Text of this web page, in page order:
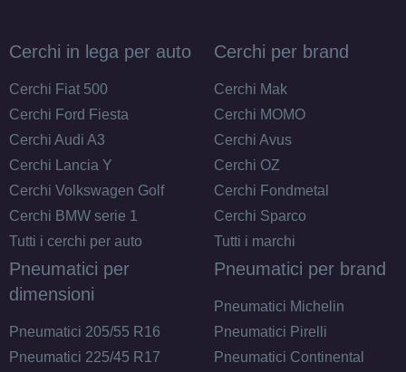
Cerchi in lega per auto
Cerchi Fiat 500
Cerchi Ford Fiesta
Cerchi Audi A3
Cerchi Lancia Y
Cerchi Volkswagen Golf
Cerchi BMW serie 1
Tutti i cerchi per auto
Cerchi per brand
Cerchi Mak
Cerchi MOMO
Cerchi Avus
Cerchi OZ
Cerchi Fondmetal
Cerchi Sparco
Tutti i marchi
Pneumatici per
dimensioni
Pneumatici 205/55 R16
Pneumatici 225/45 R17
Pneumatici per brand
Pneumatici Michelin
Pneumatici Pirelli
Pneumatici Continental